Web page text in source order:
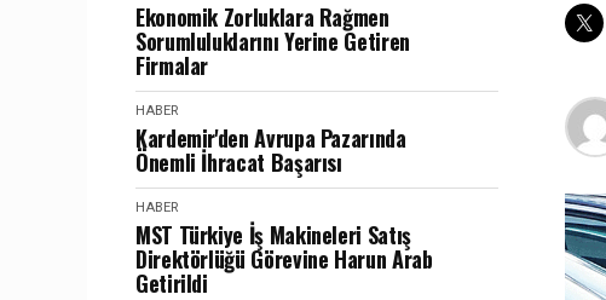
Ekonomik Zorluklara Rağmen
Sorumluluklarını Yerine Getiren
Firmalar
HABER
Kardemir'den Avrupa Pazarında
Önemli İhracat Başarısı
HABER
MST Türkiye İş Makineleri Satış
Direktörlüğü Görevine Harun Arab
Getirildi